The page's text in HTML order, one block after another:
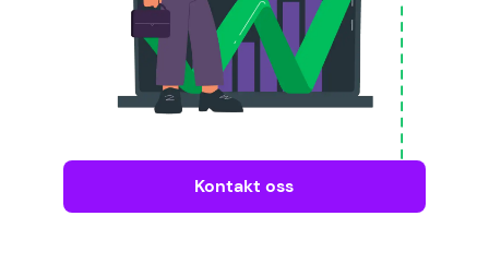
Kontakt oss